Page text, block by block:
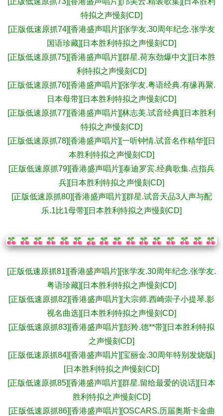
特拟之声慢刻CD]
[正版低速原抓74][香港盛声唱片][张学友.30周年纪念.张学友
国语珍藏][日本胜利特拟之声慢刻CD]
[正版低速原抓75][香港盛声唱片][群星.荷东劲爆中文][日本胜
利特拟之声慢刻CD]
[正版低速原抓76][香港盛声唱片][张学友.粤语经典.有缘再聚.
日本母带][日本胜利特拟之声慢刻CD]
[正版低速原抓77][香港盛声唱片][林志美.试音经典][日本胜利
特拟之声慢刻CD]
[正版低速原抓78][香港盛声唱片][一听钟情.试音名作精华][日
本胜利特拟之声慢刻CD]
[正版低速原抓79][香港盛声唱片][泰迪罗宾.经典歌集.点指兵
兵][日本胜利特拟之声慢刻CD]
[正版低速原抓80][香港盛声唱片][群星.试音天品3人声与配
乐.1比1母带][日本胜利特拟之声慢刻CD]
[正版低速原抓81][香港盛声唱片][张学友.30周年纪念.张学友.
粤语珍藏][日本胜利特拟之声慢刻CD]
[正版低速原抓82][香港盛声唱片][大宗师.西崎崇子小提琴.影
视名曲选][日本胜利特拟之声慢刻CD]
[正版低速原抓83][香港盛声唱片][彭羚.德**带][日本胜利特拟
之声慢刻CD]
[正版低速原抓84][香港盛声唱片][宝丽金.30周年特别发烧版]
[日本胜利特拟之声慢刻CD]
[正版低速原抓85][香港盛声唱片][群星.留给最爱的说话][日本
胜利特拟之声慢刻CD]
[正版低速原抓86][香港盛声唱片][OSCARS.历届奥斯卡金曲